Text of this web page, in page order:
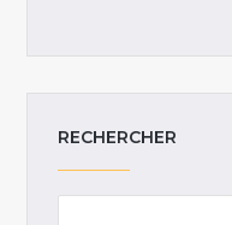
RECHERCHER